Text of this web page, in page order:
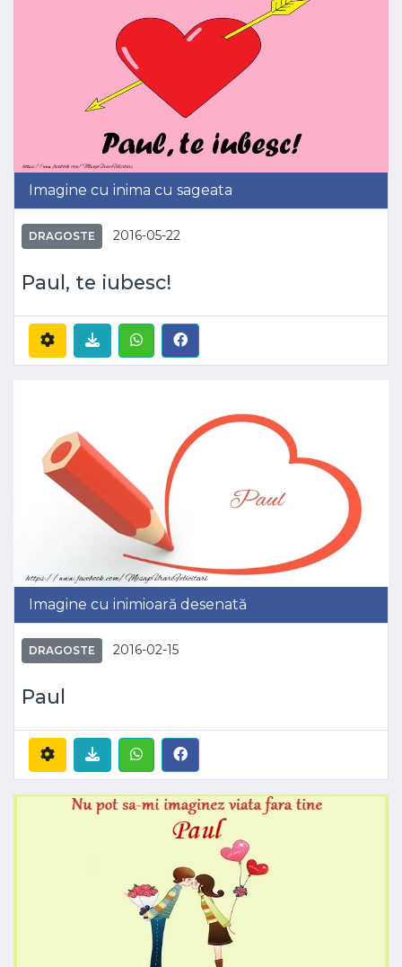
Imagine cu inima cu sageata
DRAGOSTE 2016-05-22
Paul, te iubesc!
Imagine cu inimioară desenată
DRAGOSTE 2016-02-15
Paul